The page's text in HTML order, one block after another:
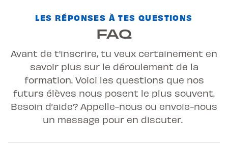
LES RÉPONSES À TES QUESTIONS
FAQ
Avant de t'inscrire, tu veux certainement en
savoir plus sur le déroulement de la
formation. Voici les questions que nos
futurs élèves nous posent le plus souvent.
Besoin d’aide? Appelle-nous ou envoie-nous
un message pour en discuter.